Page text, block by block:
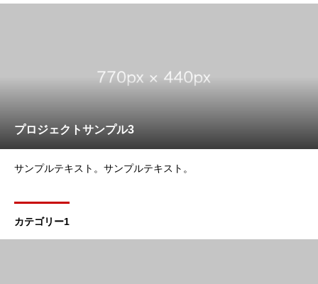
プロジェクトサンプル3
サンプルテキスト。サンプルテキスト。
カテゴリー1